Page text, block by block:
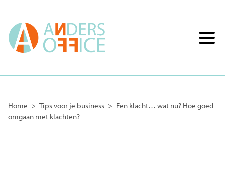
Home > Tips voor je business > Een klacht… wat nu? Hoe goed
omgaan met klachten?